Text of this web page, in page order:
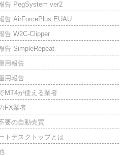
告 PegSystem ver2
告 AirForcePlus EUAU
告 W2C-Clipper
告 SimpleRepeat
用報告
用報告
MT4が使える業者
FX業者
要の自動売買
トデスクトップとは